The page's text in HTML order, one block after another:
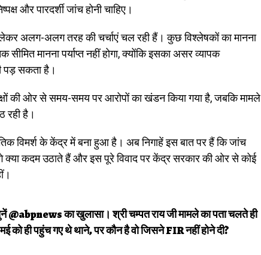
और पारदर्शी जांच होनी चाहिए।
लेकर अलग-अलग तरह की चर्चाएं चल रही हैं। कुछ विश्लेषकों का मानना
मानना पर्याप्त नहीं होगा, क्योंकि इसका असर व्यापक
पड़ सकता है।
की ओर से समय-समय पर आरोपों का खंडन किया गया है, जबकि मामले
रही है।
विमर्श के केंद्र में बना हुआ है। अब निगाहें इस बात पर हैं कि जांच
कदम उठाते हैं और इस पूरे विवाद पर केंद्र सरकार की ओर से कोई
@abpnewsका खुलासा। श्री चम्पत राय जी मामले का पता चलते ही
ही पहुंच गए थे थाने, पर कौन है वो जिसने FIR नहीं होने दी?